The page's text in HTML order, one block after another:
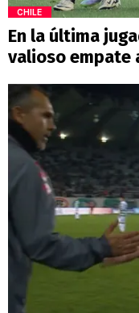
CHILE
En la última
valioso empate